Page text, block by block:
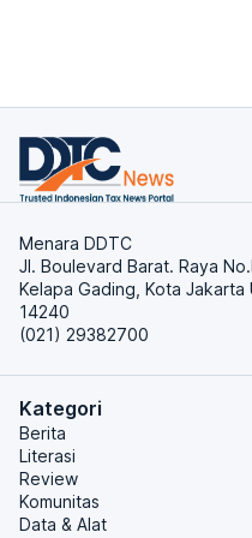
Menara DDTC
Jl. Boulevard Barat. Raya
Kelapa Gading, Kota Jakarta
14240
(021) 29382700
Kategori
Berita
Literasi
Review
Komunitas
Data & Alat